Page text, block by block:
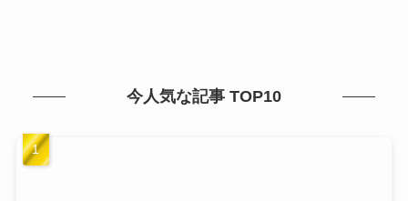
今人気な記事 TOP10